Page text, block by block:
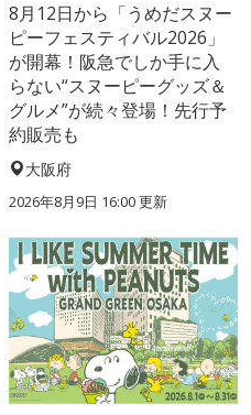
8月12日から「うめだスヌー
ピーフェスティバル2026」
が開幕！阪急でしか手に入
らない“スヌーピーグッズ＆
グルメ”が続々登場！先行予
約販売も
大阪府
2026年8月9日 16:00更新